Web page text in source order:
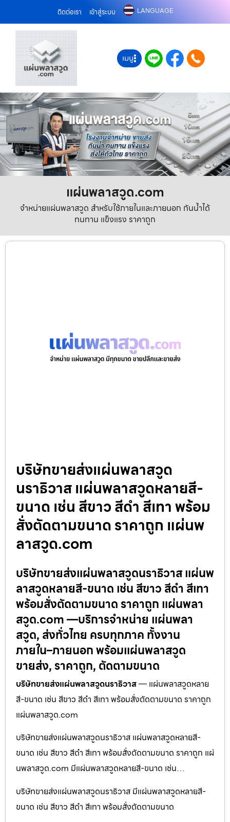
ติดต่อเรา เข้าสู่ระบบ LANGUAGE
เมนู
แผ่นพลาสวูด.com
จำหน่ายแผ่นพลาสวูด สำหรับใช้ภายในและภายนอก กันน้ำได้
ทนทาน แข็งแรง ราคาถูก
บริษัทขายส่งแผ่นพลาสวูด
นราธิวาส แผ่นพลาสวูดหลายสี-
ขนาด เช่น สีขาว สีดำ สีเทา พร้อม
สั่งตัดตามขนาด ราคาถูก แผ่นพ
ลาสวูด.com
บริษัทขายส่งแผ่นพลาสวูดนราธิวาส แผ่นพ
ลาสวูดหลายสี-ขนาด เช่น สีขาว สีดำ สีเทา
พร้อมสั่งตัดตามขนาด ราคาถูก แผ่นพลา
สวูด.com —บริการจำหน่าย แผ่นพลา
สวูด, ส่งทั่วไทย ครบทุกภาค ทั้งงาน
ภายใน–ภายนอก พร้อมแผ่นพลาสวูด
ขายส่ง, ราคาถูก, ตัดตามขนาด
บริษัทขายส่งแผ่นพลาสวูดนราธิวาส— แผ่นพลาสวูดหลาย
สี-ขนาด เช่น สีขาว สีดำ สีเทา พร้อมสั่งตัดตามขนาด ราคาถูก
แผ่นพลาสวูด.com
บริษัทขายส่งแผ่นพลาสวูดนราธิวาส แผ่นพลาสวูดหลายสี-
ขนาด เช่น สีขาว สีดำ สีเทา พร้อมสั่งตัดตามขนาด ราคาถูก แผ่
นพลาสวูด.com มีแผ่นพลาสวูดหลายสี-ขนาด เช่น…
บริษัทขายส่งแผ่นพลาสวูดนราธิวาส มีแผ่นพลาสวูดหลายสี-
ขนาด เช่น สีขาว สีดำ สีเทา พร้อมสั่งตัดตามขนาด